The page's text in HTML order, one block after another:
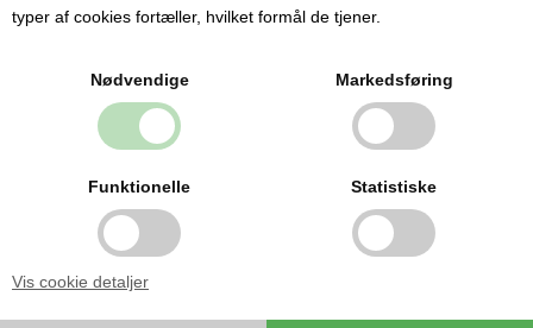
typer af cookies fortæller, hvilket formål de tjener.
Nødvendige Markedsføring
Funktionelle Statistiske
Vis cookie detaljer
BLOCS: Battle Load Carry System
was constructed with durability, high mobility and versatility in
mind. BLOCS is a universal system that can be figured out to suit
patrols, even rural/long range operations. BLOCS can be modified
to suit the individual soldier’s preference or specific situation by
simply adding or removing pouches. Our tactical pouch line
utilizes 500 Denier® Cordura. All of our pouches are constructed